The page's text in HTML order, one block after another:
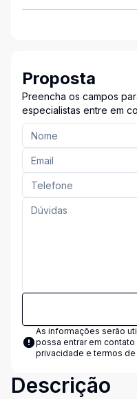
Proposta
Preencha os campos
especialistas entre em
As informações serão
possa entrar em
privacidade e termos
Descrição